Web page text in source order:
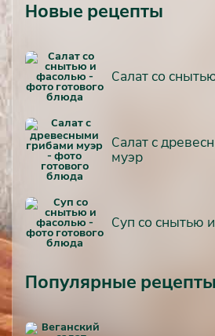
Новые рецепты
Салат со
Салат с
муэр
Суп со снытью
Популярные рецепты